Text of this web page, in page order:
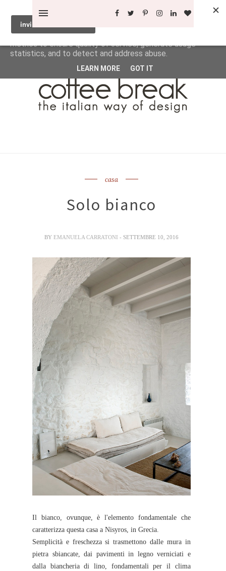
casa
Solo bianco
BY EMANUELA CARRATONI - SETTEMBRE 10, 2016
Il bianco, ovunque, è l'elemento fondamentale che
caratterizza questa casa a Nisyros, in Grecia.
Semplicità e freschezza si trasmettono dalle mura in
pietra sbiancate, dai pavimenti in legno verniciati e
dalla biancheria di lino, fondamentali per il clima
This site uses cookies from Google to deliver its services
and to analyze traffic. Your IP address and user-agent are
shared with Google along with performance and security
metrics to ensure quality of service, generate usage
statistics, and to detect and address abuse.
LEARN MORE GOT IT